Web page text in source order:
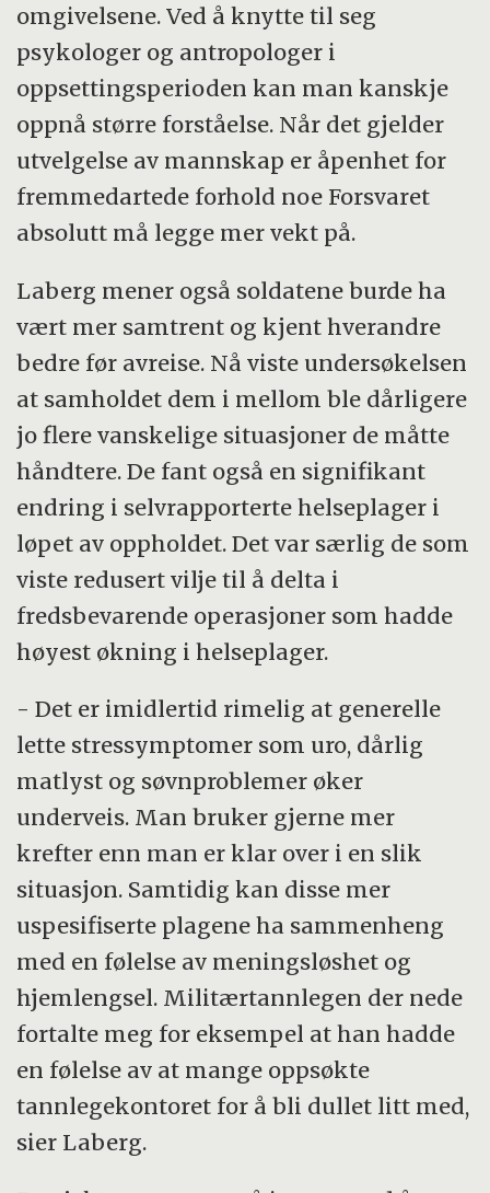
omgivelsene. Ved å knytte til seg
psykologer og antropologer i
oppsettingsperioden kan man kanskje
oppnå større forståelse. Når det gjelder
utvelgelse av mannskap er åpenhet for
fremmedartede forhold noe Forsvaret
absolutt må legge mer vekt på.
Laberg mener også soldatene burde ha
vært mer samtrent og kjent hverandre
bedre før avreise. Nå viste undersøkelsen
at samholdet dem i mellom ble dårligere
jo flere vanskelige situasjoner de måtte
håndtere. De fant også en signifikant
endring i selvrapporterte helseplager i
løpet av oppholdet. Det var særlig de som
viste redusert vilje til å delta i
fredsbevarende operasjoner som hadde
høyest økning i helseplager.
- Det er imidlertid rimelig at generelle
lette stressymptomer som uro, dårlig
matlyst og søvnproblemer øker
underveis. Man bruker gjerne mer
krefter enn man er klar over i en slik
situasjon. Samtidig kan disse mer
uspesifiserte plagene ha sammenheng
med en følelse av meningsløshet og
hjemlengsel. Militærtannlegen der nede
fortalte meg for eksempel at han hadde
en følelse av at mange oppsøkte
tannlegekontoret for å bli dullet litt med,
sier Laberg.